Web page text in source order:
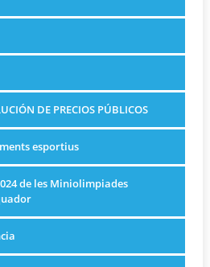
DE PRECIOS PÚBLICOS
esportius
de les Miniolimpiades